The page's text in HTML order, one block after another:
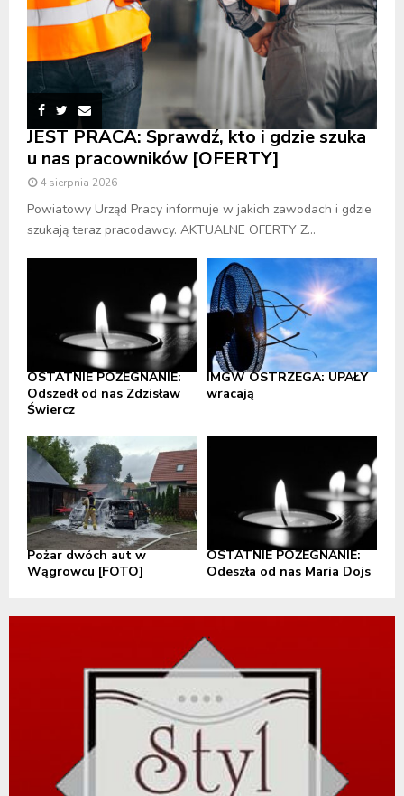
JEST PRACA: Sprawdź, kto i gdzie szuka
u nas pracowników [OFERTY]
4 sierpnia 2026
Powiatowy Urząd Pracy informuje w jakich zawodach i gdzie
szukają teraz pracodawcy. AKTUALNE OFERTY Z...
OSTATNIE POŻEGNANIE:
Odszedł od nas Zdzisław
Świercz
IMGW OSTRZEGA: UPAŁY
wracają
Pożar dwóch aut w
Wągrowcu [FOTO]
OSTATNIE POŻEGNANIE:
Odeszła od nas Maria Dojs